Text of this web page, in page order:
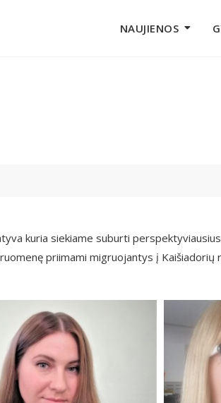
NAUJIENOS
kuria siekiame suburti
priimami migruojantys į